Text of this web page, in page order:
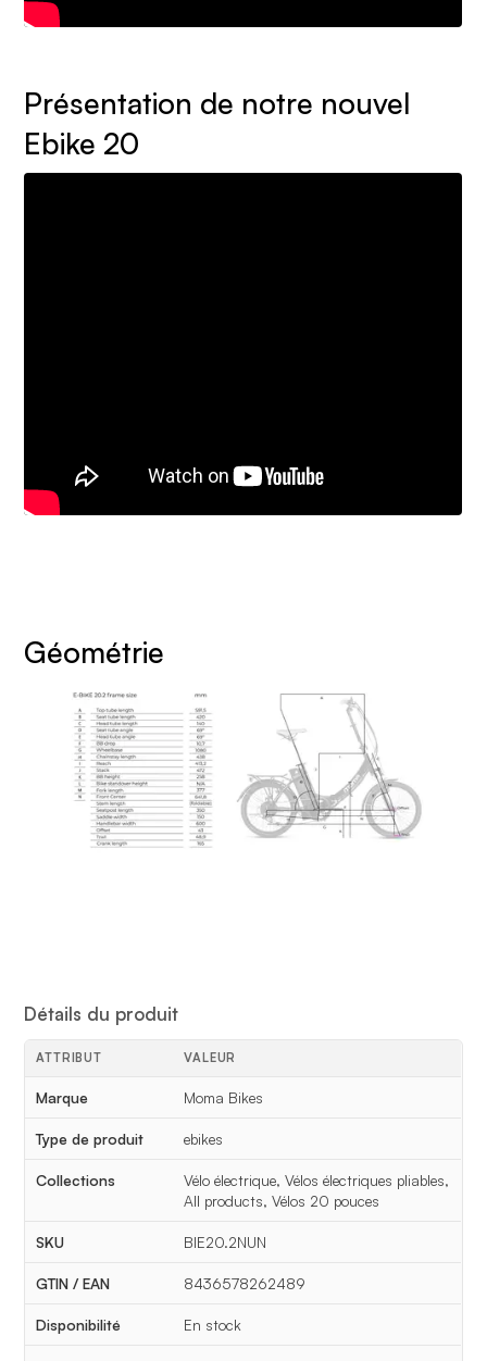
Présentation de notre nouvel
Ebike 20
Géométrie
Détails du produit
Détails du produit
ATTRIBUT VALEUR
Marque Moma Bikes
Type de produit ebikes
Collections
Vélo électrique, Vélos électriques pliables,
All products, Vélos 20 pouces
SKU BIE20.2NUN
GTIN / EAN 8436578262489
Disponibilité En stock